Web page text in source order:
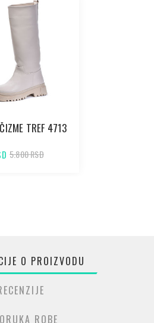
TREF 4713
5.800 RSD
O PROIZVODU
ROBE